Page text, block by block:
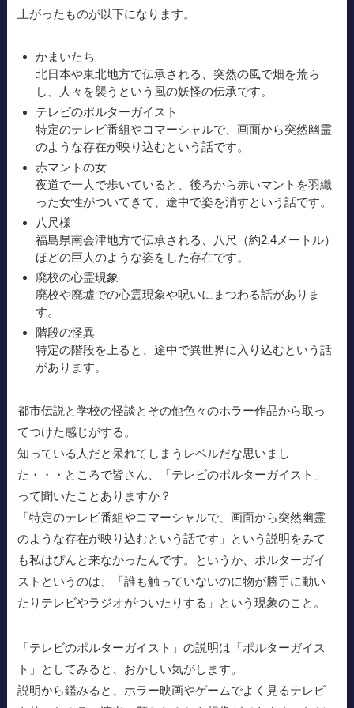
上がったものが以下になります。
かまいたち
北日本や東北地方で伝承される、突然の風で畑を荒ら
し、人々を襲うという風の妖怪の伝承です。
テレビのポルターガイスト
特定のテレビ番組やコマーシャルで、画面から突然幽霊
のような存在が映り込むという話です。
赤マントの女
夜道で一人で歩いていると、後ろから赤いマントを羽織
った女性がついてきて、途中で姿を消すという話です。
八尺様
福島県南会津地方で伝承される、八尺（約2.4メートル）
ほどの巨人のような姿をした存在です。
廃校の心霊現象
廃校や廃墟での心霊現象や呪いにまつわる話がありま
す。
階段の怪異
特定の階段を上ると、途中で異世界に入り込むという話
があります。
都市伝説と学校の怪談とその他色々のホラー作品から取っ
てつけた感じがする。
知っている人だと呆れてしまうレベルだな思いまし
た・・・ところで皆さん、「テレビのポルターガイスト」
って聞いたことありますか？
「特定のテレビ番組やコマーシャルで、画面から突然幽霊
のような存在が映り込むという話です」という説明をみて
も私はぴんと来なかったんです。というか、ポルターガイ
ストというのは、「誰も触っていないのに物が勝手に動い
たりテレビやラジオがついたりする」という現象のこと。
「テレビのポルターガイスト」の説明は「ポルターガイス
ト」としてみると、おかしい気がします。
説明から鑑みると、ホラー映画やゲームでよく見るテレビ